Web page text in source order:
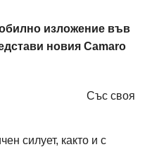
изложение във
новия Camaro
Със своя
силует, както и с